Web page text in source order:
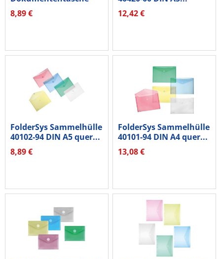
40102-04 A5 quer...
8,89 €
12,42 €
FolderSys Sammelhülle
40102-94 DIN A5 quer...
8,89 €
FolderSys Sammelhülle
40101-94 DIN A4 quer...
13,08 €